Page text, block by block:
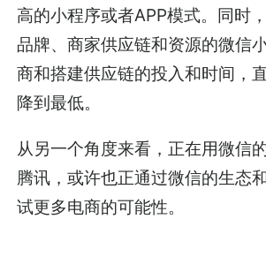
高的小程序或者APP模式。同时
品牌、商家供应链和资源的微信
商和搭建供应链的投入和时间，
降到最低。
从另一个角度来看，正在用微信
腾讯，或许也正通过微信的生态
试更多电商的可能性。